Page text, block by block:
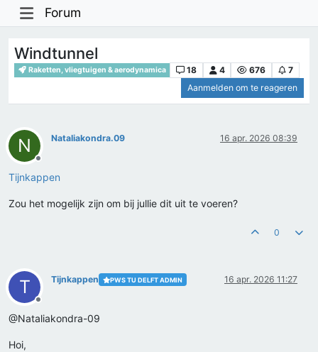
Forum
Windtunnel
Raketten, vliegtuigen & aerodynamica 18 4 676
7
Aanmelden om te reageren
N
Offline
Nataliakondra.09 16 apr. 2026 08:39
Tijnkappen
Zou het mogelijk zijn om bij jullie dit uit te voeren?
0
T
Offline
Tijnkappen PWS TU DELFT ADMIN 16 apr. 2026 11:27
@Nataliakondra-09
Hoi,